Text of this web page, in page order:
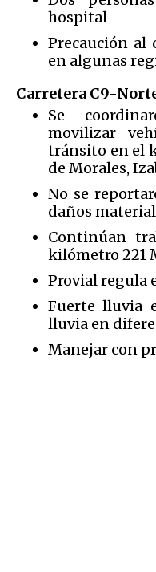
hospital
Precaución al
en algunas
Carretera C9-
Se
movilizar
tránsito en el
de Morales,
No se
daños
Continúan
kilómetro 221
Provial regula
Fuerte lluvia
lluvia en
Manejar con